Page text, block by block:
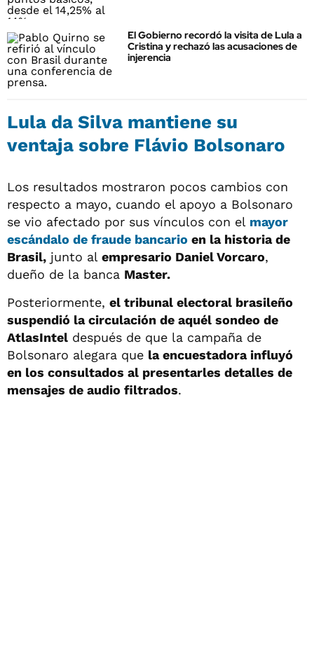
El Gobierno recordó la visita de Lula a
Cristina y rechazó las acusaciones de
injerencia
Lula da Silva mantiene su
ventaja sobre Flávio Bolsonaro
Los resultados mostraron pocos cambios con
respecto a mayo, cuando el apoyo a Bolsonaro
se vio afectado por sus vínculos con el mayor
escándalo de fraude bancario en la historia de
Brasil, junto al empresario Daniel Vorcaro,
dueño de la banca Master.
Posteriormente, el tribunal electoral brasileño
suspendió la circulación de aquél sondeo de
AtlasIntel después de que la campaña de
Bolsonaro alegara que la encuestadora influyó
en los consultados al presentarles detalles de
mensajes de audio filtrados.